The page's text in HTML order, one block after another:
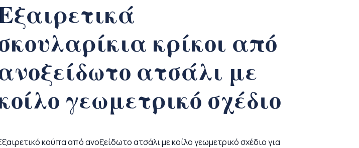
κρίκοι από
ατσάλι με
γεωμετρικό σχέδιο
κούπα από ανοξείδωτο ατσάλι με κοίλο γεωμετρικό σχέδιο για